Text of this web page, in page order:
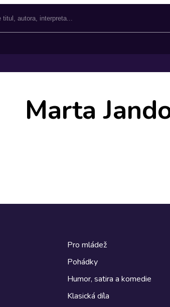
Marta
Pro mládež
Pohádky
Humor, satira a komedie
Klasická díla